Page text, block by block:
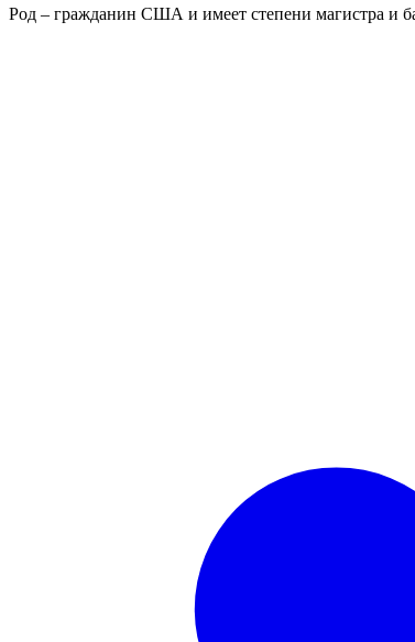
Род – гражданин США и имеет степени магистра и